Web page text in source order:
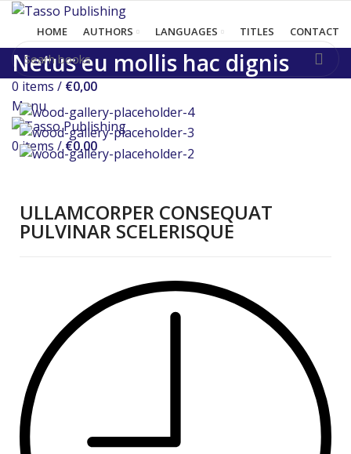
HOME AUTHORS LANGUAGES TITLES CONTACT
0 items / €0,00
Menu
0items / €0,00
Netus eu mollis hac dignis
ULLAMCORPER CONSEQUAT
PULVINAR SCELERISQUE